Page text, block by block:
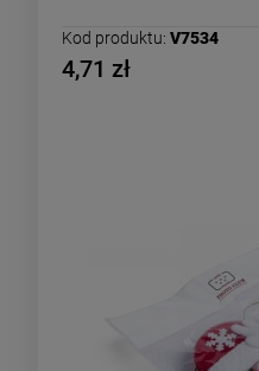
Kod produktu: V7534
4,71 zł